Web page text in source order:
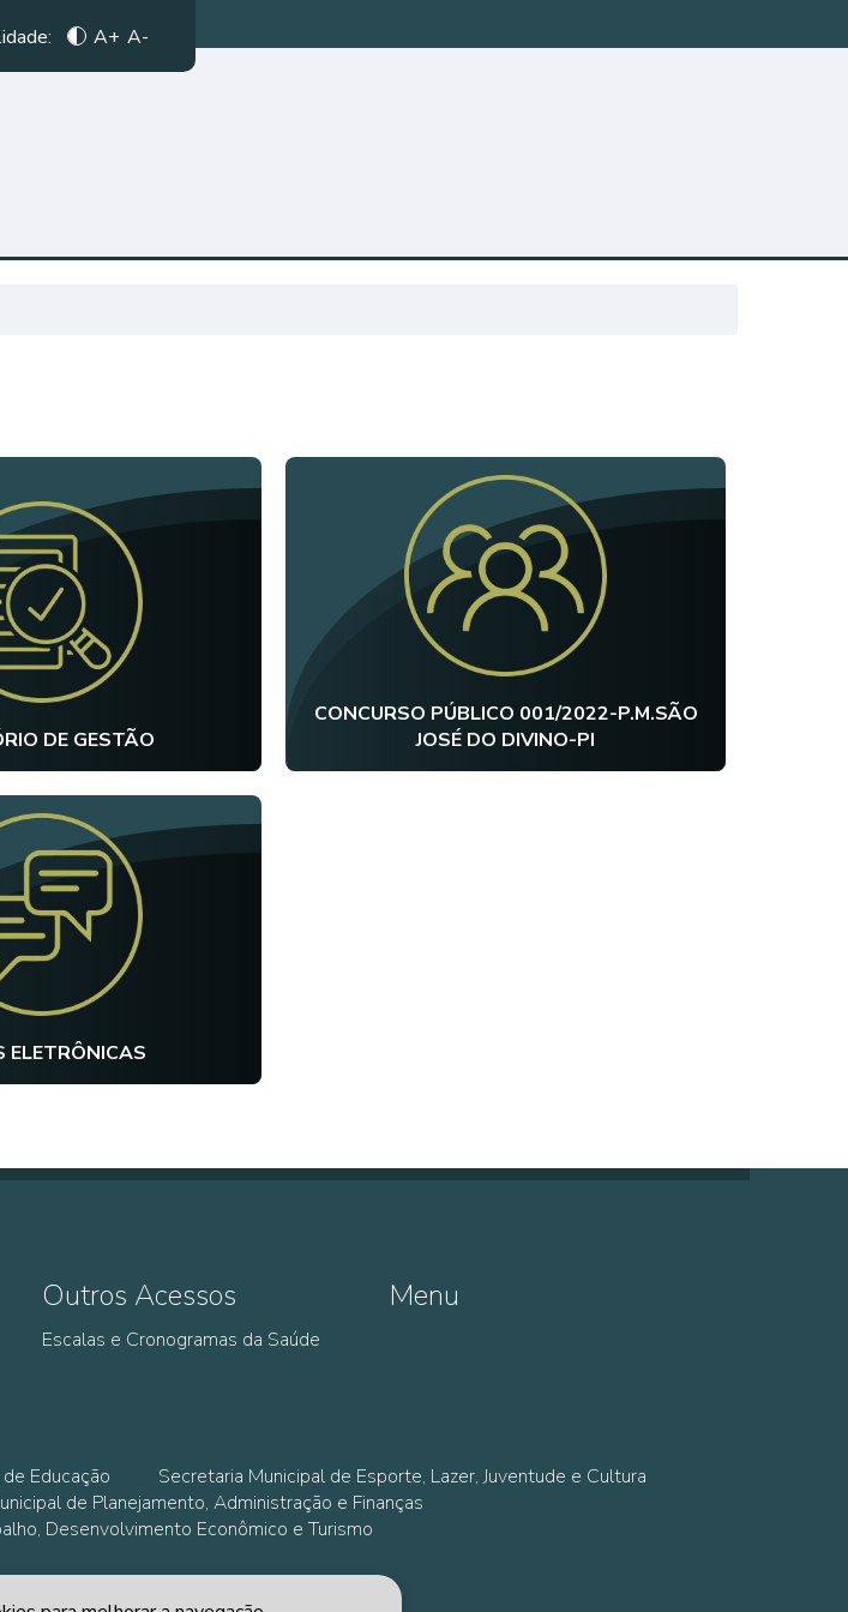
A+ A-
DE GESTÃO
CONCURSO PÚBLICO 001/2022-P.M.SÃO
JOSÉ DO DIVINO-PI
ELETRÔNICAS
Outros Acessos
Escalas e Cronogramas da Saúde
Menu
Educação
Secretaria Municipal de Esporte, Lazer, Juventude e Cultura
de Planejamento, Administração e Finanças
Desenvolvimento Econômico e Turismo